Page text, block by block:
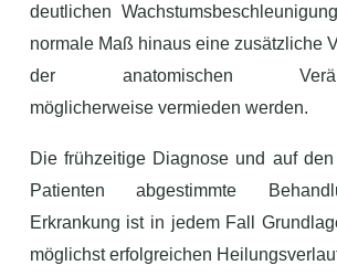
deutlichen
normale Maß hinaus eine zusätzliche
der anatomischen
möglicherweise vermieden werden.
Die frühzeitige Diagnose und auf
Patienten abgestimmte
Erkrankung ist in jedem Fall
möglichst erfolgreichen